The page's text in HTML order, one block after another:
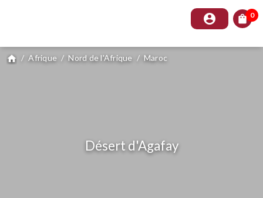
account_circle shopping_bag 0
home / Afrique / Nord de l'Afrique / Maroc
Désert d'Agafay